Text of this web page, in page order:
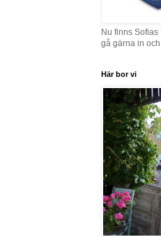
Nu finns
gå gärna in
Här bor vi